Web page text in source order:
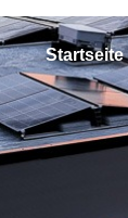
Startseite